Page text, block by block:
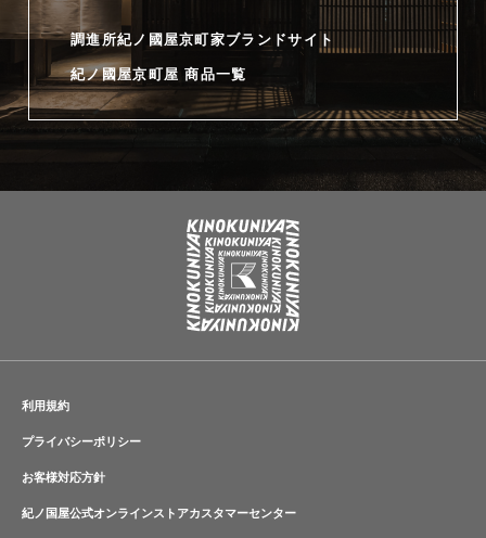
調進所紀ノ國屋京町家ブランドサイト
紀ノ國屋京町屋 商品一覧
利用規約
プライバシーポリシー
お客様対応方針
紀ノ国屋公式オンラインストアカスタマーセンター